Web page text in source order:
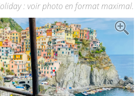
: voir photo en format maximal.